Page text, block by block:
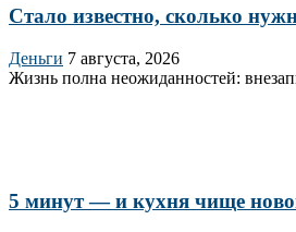
Стало известно, сколько
Деньги 7 августа, 2026
Жизнь полна неожиданностей:
5 минут — и кухня чище